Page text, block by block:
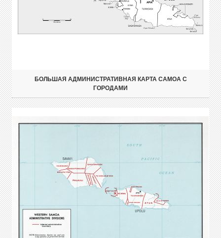
БОЛЬШАЯ АДМИНИСТРАТИВНАЯ КАРТА САМОА С
ГОРОДАМИ